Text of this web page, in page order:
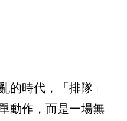
的時代，「排隊」
動作，而是一場無